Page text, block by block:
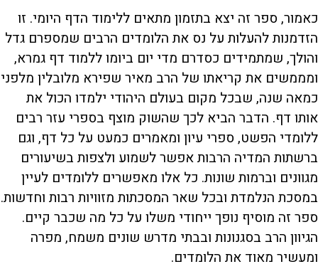
כאמור, ספר זה יצא בתזמון מתאים ללימוד הדף היומי. זו
הזדמנות להעלות על נס את הלומדים הרבים שמספרם גדל
והולך, שמתמידים כסדרם מדי יום ביומו ללמוד דף גמרא,
ומממשים את קריאתו של הרב מאיר שפירא מלובלין מלפני
כמאה שנה, שבכל מקום בעולם היהודי ילמדו הכול את
אותו דף. הדבר הביא לכך שהשוק מוצף בספרי עזר רבים
ללומדי הפשט, ספרי עיון ומאמרים כמעט על כל דף, וגם
ברשתות המדיה הרבות אפשר לשמוע ולצפות בשיעורים
מגוונים וברמות שונות. כל אלו מאפשרים ללומדים לעיין
במסכת הנלמדת ובכל שאר המסכתות מזוויות רבות וחדשות.
ספר זה מוסיף נופך ייחודי משלו על כל מה שכבר קיים.
הגיוון הרב בסגנונות ובבתי מדרש שונים משמח, מפרה
ומעשיר מאוד את הלומדים.